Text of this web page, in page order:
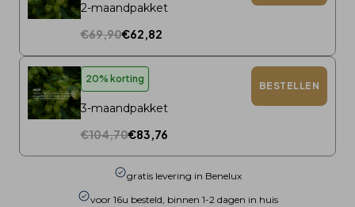
2-maandpakket
€69,90€62,82
20% korting
3-maandpakket
€104,70€83,76
BESTELLEN
gratis levering in Benelux
voor 16u besteld, binnen 1-2 dagen in huis